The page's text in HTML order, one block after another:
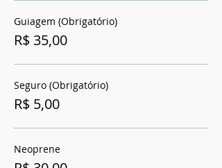
Guiagem (Obrigatório)
R$ 35,00
Seguro (Obrigatório)
R$ 5,00
Neoprene